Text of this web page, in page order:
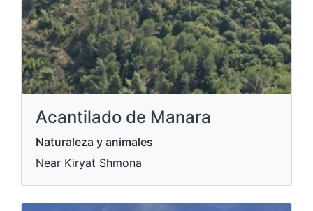
Acantilado de Manara
Naturaleza y animales
Near Kiryat Shmona